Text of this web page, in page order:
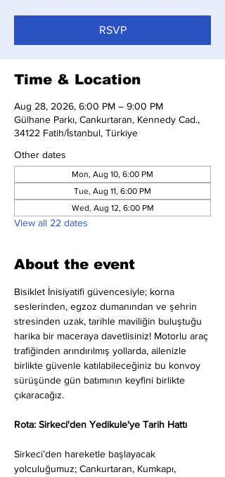
RSVP
Time & Location
Aug 28, 2026, 6:00 PM – 9:00 PM
Gülhane Parkı, Cankurtaran, Kennedy Cad.,
34122 Fatih/İstanbul, Türkiye
Other dates
Mon, Aug 10, 6:00 PM
Tue, Aug 11, 6:00 PM
Wed, Aug 12, 6:00 PM
View all 22 dates
About the event
Bisiklet İnisiyatifi güvencesiyle; korna
seslerinden, egzoz dumanından ve şehrin
stresinden uzak, tarihle maviliğin buluştuğu
harika bir maceraya davetlisiniz! Motorlu araç
trafiğinden arındırılmış yollarda, ailenizle
birlikte güvenle katılabileceğiniz bu konvoy
sürüşünde gün batımının keyfini birlikte
çıkaracağız.
Rota: Sirkeci'den Yedikule'ye Tarih Hattı
Sirkeci’den hareketle başlayacak
yolculuğumuz; Cankurtaran, Kumkapı,